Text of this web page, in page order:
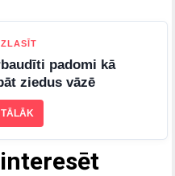
padomi kā
ziedus vāzē